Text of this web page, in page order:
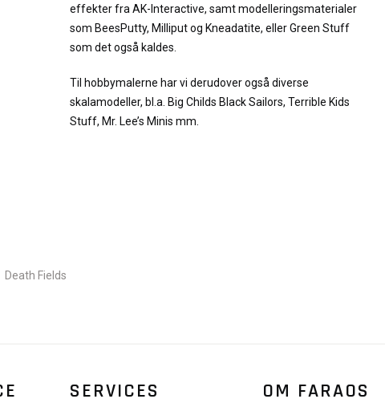
effekter fra AK-Interactive, samt modelleringsmaterialer
som BeesPutty, Milliput og Kneadatite, eller Green Stuff
som det også kaldes.
Til hobbymalerne har vi derudover også diverse
skalamodeller, bl.a. Big Childs Black Sailors, Terrible Kids
Stuff, Mr. Lee’s Minis mm.
Death Fields
SERVICES OM FARAOS